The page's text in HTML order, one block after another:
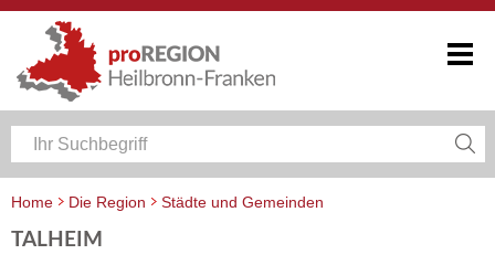
Home Die Region Städte und Gemeinden
TALHEIM